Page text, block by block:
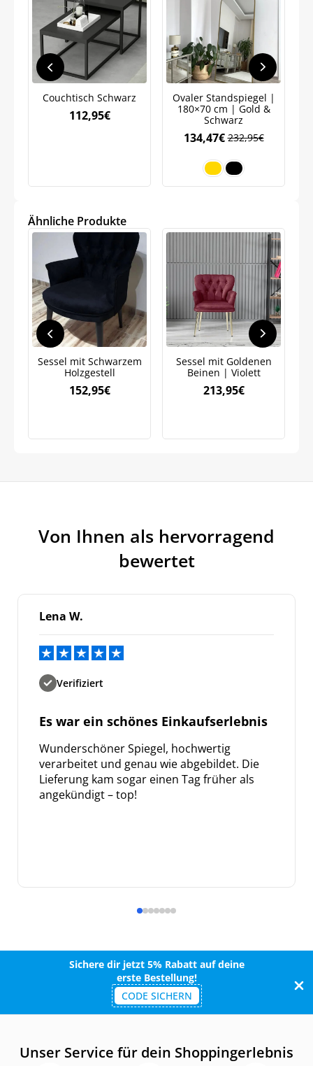
Couchtisch Schwarz
112,95€
Ovaler Standspiegel |
180×70 cm | Gold &
Schwarz
232,95€
134,47€
Ähnliche Produkte
Sessel mit Schwarzem
Holzgestell
152,95€
Sessel mit Goldenen
Beinen | Violett
213,95€
Von Ihnen als hervorragend
bewertet
Lena W.
Verifiziert
Es war ein schönes Einkaufserlebnis
Wunderschöner Spiegel, hochwertig
verarbeitet und genau wie abgebildet. Die
Lieferung kam sogar einen Tag früher als
angekündigt – top!
Sichere dir jetzt 5% Rabatt auf deine
erste Bestellung!
CODE SICHERN
Unser Service für dein Shoppingerlebnis
auf Ihre erste Bestellung sichern!
Meinen Code senden
Weitere Informationen darüber, wie wir Ihre Daten für
Marketingkommunikation verarbeiten. Lesen Sie unsere